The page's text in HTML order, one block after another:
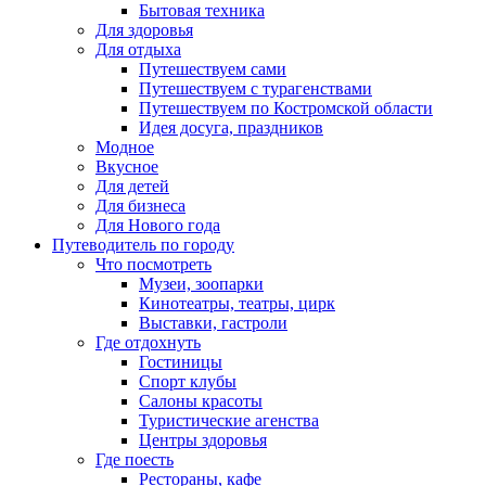
Бытовая техника
Для здоровья
Для отдыха
Путешествуем сами
Путешествуем с турагенствами
Путешествуем по Костромской области
Идея досуга, праздников
Модное
Вкусное
Для детей
Для бизнеса
Для Нового года
Путеводитель по городу
Что посмотреть
Музеи, зоопарки
Кинотеатры, театры, цирк
Выставки, гастроли
Где отдохнуть
Гостиницы
Спорт клубы
Салоны красоты
Туристические агенства
Центры здоровья
Где поесть
Рестораны, кафе